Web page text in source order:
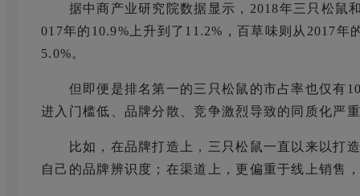
据中商产业研究院数据显示，2018年三只松鼠
017年的10.9%上升到了11.2%，百草味则从2017
5.0%。
但即便是排名第一的三只松鼠的市占率也仅有
进入门槛低、品牌分散、竞争激烈导致的同质化严
比如，在品牌打造上，三只松鼠一直以来以打造
自己的品牌辨识度；在渠道上，更偏重于线上销售